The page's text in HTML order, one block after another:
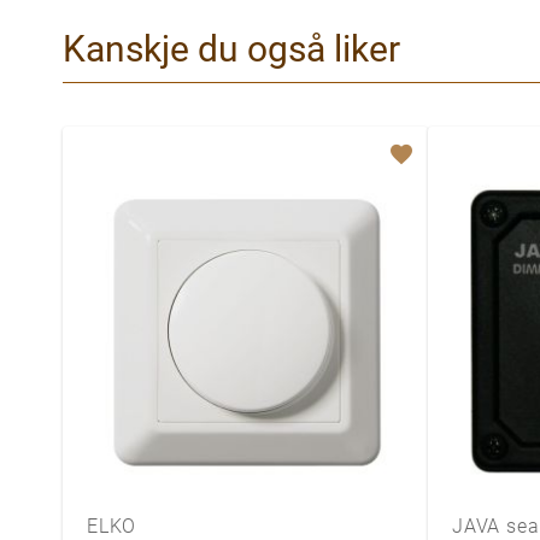
Kanskje du også liker
ELKO JAVA sea